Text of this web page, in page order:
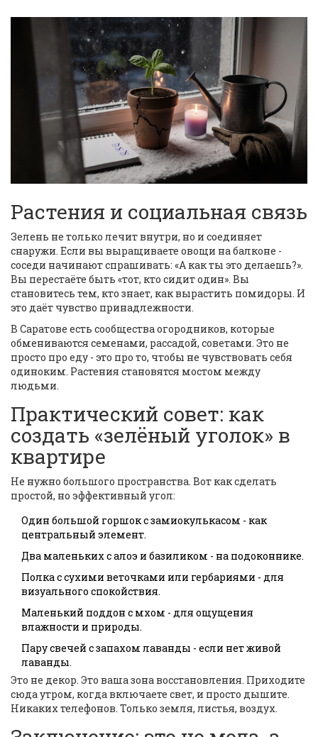
Растения и социальная связь
Зелень не только лечит внутри, но и соединяет
снаружи. Если вы выращиваете овощи на балконе -
соседи начинают спрашивать: «А как ты это делаешь?».
Вы перестаёте быть «тот, кто сидит один». Вы
становитесь тем, кто знает, как вырастить помидоры. И
это даёт чувство принадлежности.
В Саратове есть сообщества огородников, которые
обмениваются семенами, рассадой, советами. Это не
просто про еду - это про то, чтобы не чувствовать себя
одиноким. Растения становятся мостом между
людьми.
Практический совет: как
создать «зелёный уголок» в
квартире
Не нужно большого пространства. Вот как сделать
простой, но эффективный угол:
Один большой горшок с замиокулькасом - как
центральный элемент.
Два маленьких с алоэ и базиликом - на подоконнике.
Полка с сухими веточками или гербариями - для
визуального спокойствия.
Маленький поддон с мхом - для ощущения
влажности и природы.
Пару свечей с запахом лаванды - если нет живой
лаванды.
Это не декор. Это ваша зона восстановления. Приходите
сюда утром, когда включаете свет, и просто дышите.
Никаких телефонов. Только земля, листья, воздух.